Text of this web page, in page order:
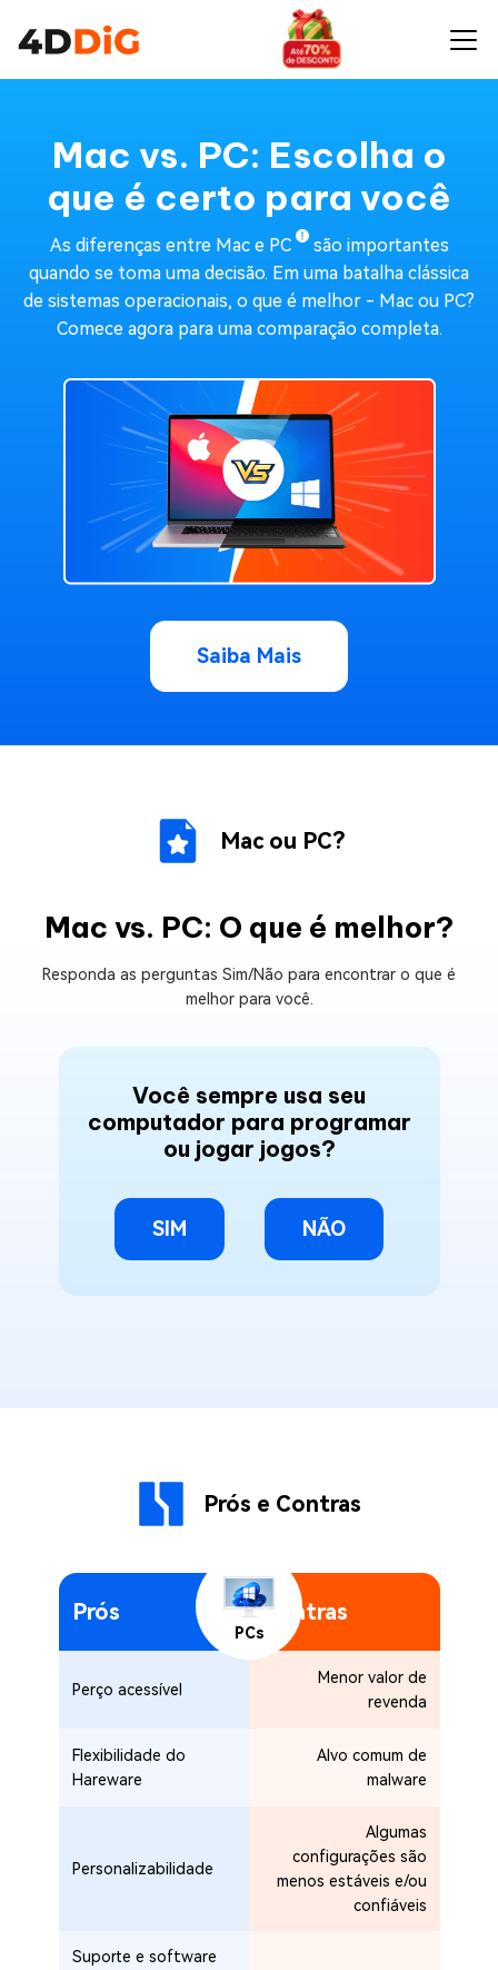
Mac vs. PC: Escolha o
que é certo para você
As diferenças entre Mac e PC
são importantes
quando se toma uma decisão. Em uma batalha clássica
de sistemas operacionais, o que é melhor - Mac ou PC?
Comece agora para uma comparação completa.
Saiba Mais
Mac ou PC?
Mac vs. PC: O que é melhor?
Responda as perguntas Sim/Não para encontrar o que é
melhor para você.
Você sempre usa seu
computador para programar
ou jogar jogos?
SIM NÃO
Prós e Contras
PCs
Prós Contras
Perço acessível
Menor valor de
revenda
Flexibilidade do
Hareware
Alvo comum de
malware
Personalizabilidade
Algumas
configurações são
menos estáveis e/ou
confiáveis
Suporte e software